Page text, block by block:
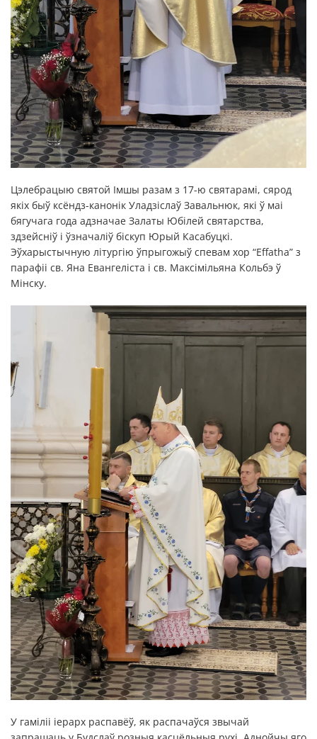
Цэлебрацыю святой Імшы разам з 17-ю святарамі, сярод
якіх быў ксёндз-канонік Уладзіслаў Завальнюк, які ў маі
бягучага года адзначае Залаты Юбілей святарства,
здзейсніў і ўзначаліў біскуп Юрый Касабуцкі.
Эўхарыстычную літургію ўпрыгожыў спевам хор “Effatha” з
парафіі св. Яна Евангеліста і св. Максімільяна Кольбэ ў
Мінску.
У гаміліі іерарх распавёў, як распачаўся звычай